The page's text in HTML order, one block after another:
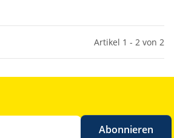
Artikel 1 - 2 von 2
Abonnieren